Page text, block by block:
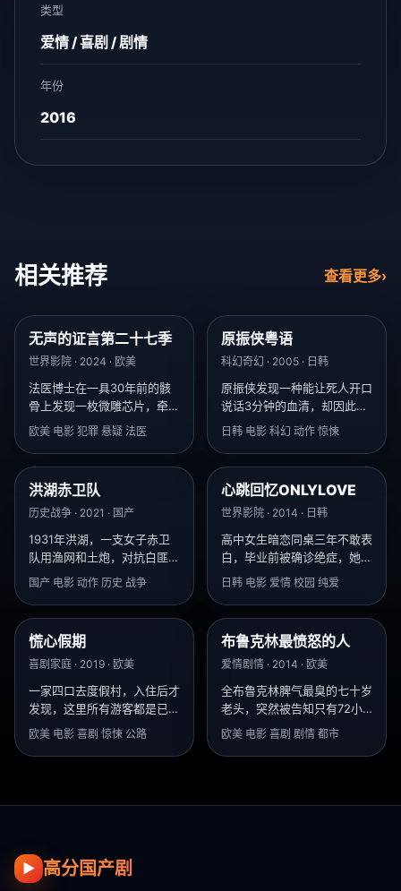
类型
爱情 / 喜剧 / 剧情
年份
2016
相关推荐 查看更多›
8.1
无声的证言第二十七季
世界影院 · 2024 · 欧美
法医博士在一具30年前的骸
骨上发现一枚微雕芯片，牵扯
出冷战时期的生化实验。
欧美 电影 犯罪 悬疑 法医
原振侠粤语
科幻奇幻 · 2005 · 日韩
原振侠发现一种能让死人开口
说话3分钟的血清，却因此被
跨国制药公司追杀。
日韩 电影 科幻 动作 惊悚
洪湖赤卫队
历史战争 · 2021 · 国产
1931年洪湖，一支女子赤卫
队用渔网和土炮，对抗白匪军
火船。
国产 电影 动作 历史 战争
9.8
心跳回忆ONLYLOVE
世界影院 · 2014 · 日韩
高中女生暗恋同桌三年不敢表
白，毕业前被确诊绝症，她决
定用最后三个月让他爱上自
日韩 电影 爱情 校园 纯爱
慌心假期
喜剧家庭 · 2019 · 欧美
一家四口去度假村，入住后才
发现，这里所有游客都是已经
死亡的通缉犯。
欧美 电影 喜剧 惊悚 公路
8.3
布鲁克林最愤怒的人
爱情剧情 · 2014 · 欧美
全布鲁克林脾气最臭的七十岁
老头，突然被告知只有72小
时可活，然后他开始疯狂道
欧美 电影 喜剧 剧情 都市
▶ 高分国产剧